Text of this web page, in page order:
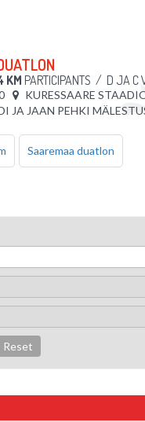
KM PARTICIPANTS / D JA C
KURESSAARE
JA JAAN PEHKI
Saaremaa duatlon
Reset